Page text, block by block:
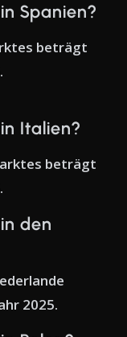
Spanien?
beträgt
Italien?
beträgt
den
2025.